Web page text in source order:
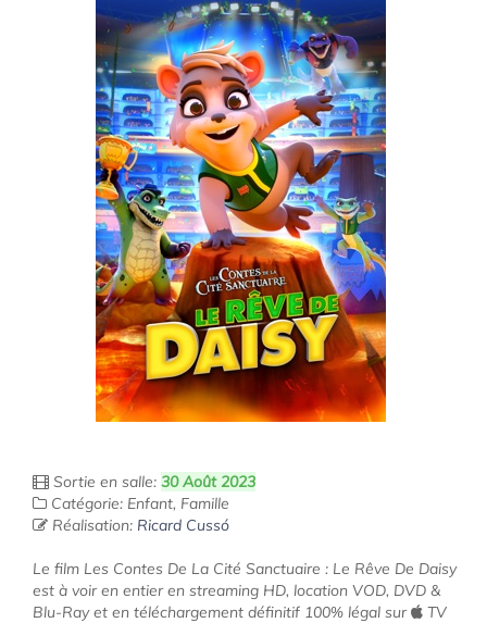
Sortie en salle: 30 Août 2023
Catégorie: Enfant, Famille
Réalisation: Ricard Cussó
Le film Les Contes De La Cité Sanctuaire : Le Rêve De Daisy
est à voir en entier en streaming HD, location VOD, DVD &
Blu-Ray et en téléchargement définitif 100% légal sur
TV